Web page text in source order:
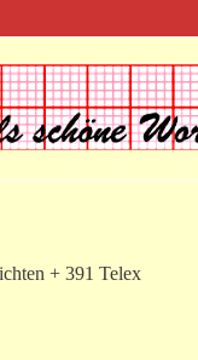
+ 391 Telex